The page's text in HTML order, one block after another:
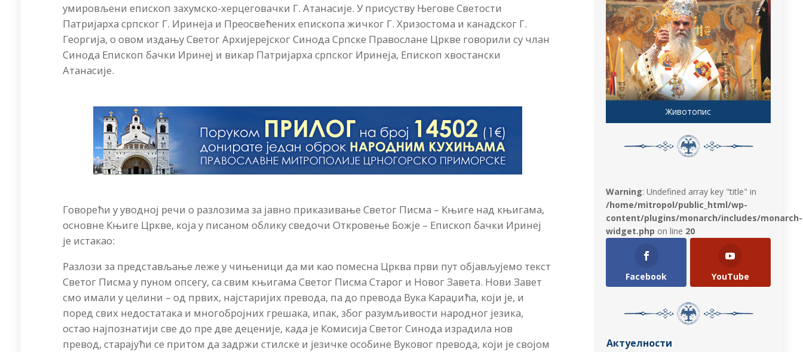
умировљени епископ захумско-херцеговачки Г. Атанасије. У присуству Његове Светости
Патријарха српског Г. Иринеја и Преосвећених епископа жичког Г. Хризостома и канадског Г.
Георгија, о овом издању Светог Архијерејског Синода Српске Правослане Цркве говорили су члан
Синода Епископ бачки Иринеј и викар Патријарха српског Иринеја, Епископ хвостански
Атанасије.
Говорећи у уводној речи о разлозима за јавно приказивање Светог Писма – Књиге над књигама,
основне Књиге Цркве, која у писаном облику сведочи Откровење Божје – Епископ бачки Иринеј
је истакао:
Разлози за представљање леже у чињеници да ми као помесна Црква први пут објављујемо текст
Светог Писма у пуном опсегу, са свим књигама Светог Писма Старог и Новог Завета. Нови Завет
смо имали у целини – од првих, најстаријих превода, па до превода Вука Караџића, који је, и
поред свих недостатака и многобројних грешака, ипак, због разумљивости народног језика,
остао најпознатији све до пре две деценије, када је Комисија Светог Синода израдила нов
превод, старајући се притом да задржи стилске и језичке особине Вуковог превода, који је својом
Животопис
Warning: Undefined array key "title" in
/home/mitropol/public_html/wp-
content/plugins/monarch/includes/monarch-
widget.php on line 20
Facebook YouTube
Актуелности